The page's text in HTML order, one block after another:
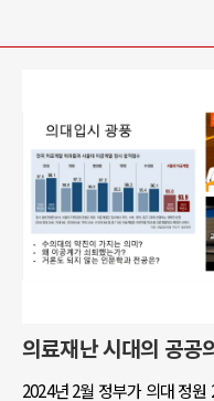
의료재난 시대의 공공
2024년 2월 정부가 의대 정